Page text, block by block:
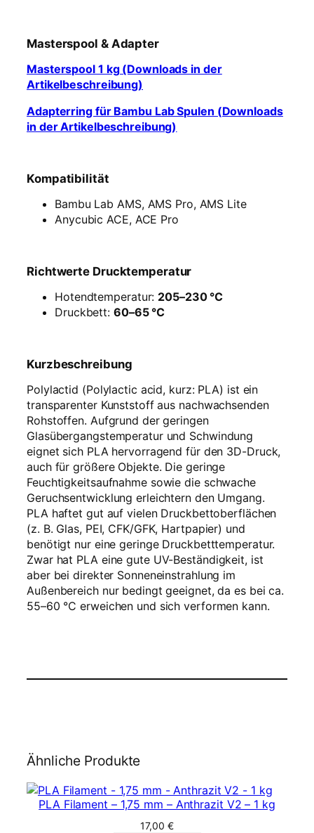
Masterspool & Adapter
Masterspool 1 kg (Downloads in der
Artikelbeschreibung)
Adapterring für Bambu Lab Spulen (Downloads
in der Artikelbeschreibung)
Kompatibilität
Bambu Lab AMS, AMS Pro, AMS Lite
Anycubic ACE, ACE Pro
Richtwerte Drucktemperatur
Hotendtemperatur: 205–230 °C
Druckbett: 60–65 °C
Kurzbeschreibung
Polylactid (Polylactic acid, kurz: PLA) ist ein
transparenter Kunststoff aus nachwachsenden
Rohstoffen. Aufgrund der geringen
Glasübergangstemperatur und Schwindung
eignet sich PLA hervorragend für den 3D-Druck,
auch für größere Objekte. Die geringe
Feuchtigkeitsaufnahme sowie die schwache
Geruchsentwicklung erleichtern den Umgang.
PLA haftet gut auf vielen Druckbettoberflächen
(z. B. Glas, PEI, CFK/GFK, Hartpapier) und
benötigt nur eine geringe Druckbetttemperatur.
Zwar hat PLA eine gute UV-Beständigkeit, ist
aber bei direkter Sonneneinstrahlung im
Außenbereich nur bedingt geeignet, da es bei ca.
55–60 °C erweichen und sich verformen kann.
Ähnliche Produkte
PLA Filament – 1,75 mm – Anthrazit V2 – 1 kg
17,00 €